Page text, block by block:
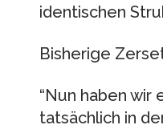
identischen
Bisherige
“Nun haben
tatsächlich in